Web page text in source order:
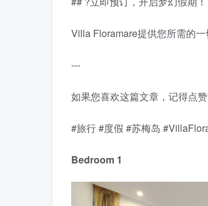
Villa Floramare提供您所需的
---
如果您喜欢这篇文章，记得点
#旅行 #度假 #苏梅岛
Bedroom 1